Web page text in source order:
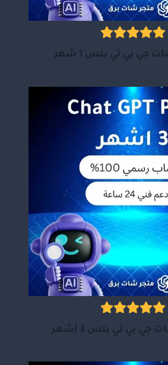
جي بي تي بلس 1 شهر
بي تي بلس 3 أشهر